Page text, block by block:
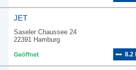
JET
Saseler Chaussee 24
22391 Hamburg
8.2